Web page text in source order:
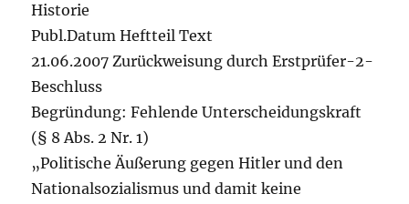
Historie
Publ.Datum Heftteil Text
21.06.2007 Zurückweisung durch Erstprüfer-2-
Beschluss
Begründung: Fehlende Unterscheidungskraft
(§ 8 Abs. 2 Nr. 1)
„Politische Äußerung gegen Hitler und den
Nationalsozialismus und damit keine